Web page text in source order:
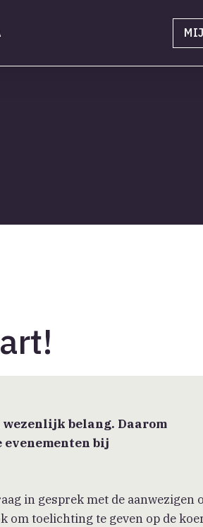
belang. Daarom
bij
in gesprek met de aanwezigen
om toelichting te geven op de